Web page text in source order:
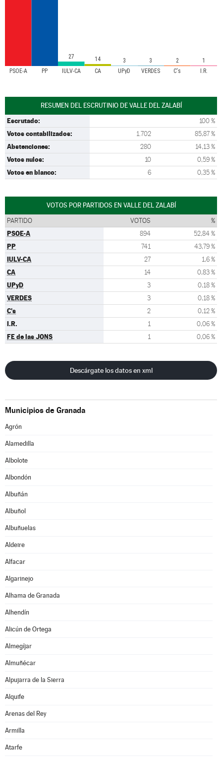
PSOE-A PP IULV-CA CA UPyD VERDES C's I.R.
27 14 3 3 2 1
RESUMEN DEL ESCRUTINIO DE VALLE DEL ZALABÍ
Escrutado: 100 %
Votos contabilizados: 1.702 85,87 %
Abstenciones: 280 14,13 %
Votos nulos: 10 0,59 %
Votos en blanco: 6 0,35 %
VOTOS POR PARTIDOS EN VALLE DEL ZALABÍ
PARTIDO VOTOS %
PSOE-A 894 52,84 %
PP 741 43,79 %
IULV-CA 27 1,6 %
CA 14 0,83 %
UPyD 3 0,18 %
VERDES 3 0,18 %
C's 2 0,12 %
I.R. 1 0,06 %
FE de las JONS 1 0,06 %
Descárgate los datos en xml
Municipios de Granada
Agrón
Alamedilla
Albolote
Albondón
Albuñán
Albuñol
Albuñuelas
Aldeire
Alfacar
Algarinejo
Alhama de Granada
Alhendín
Alicún de Ortega
Almegíjar
Almuñécar
Alpujarra de la Sierra
Alquife
Arenas del Rey
Armilla
Atarfe